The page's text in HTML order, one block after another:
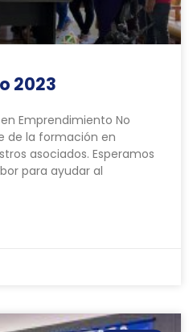
2023
Emprendimiento No
de la formación en
asociados. Esperamos
para ayudar al